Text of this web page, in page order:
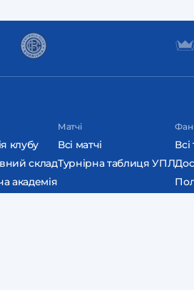
клубу
склад
академія
Матчі
Всі матчі
Турнірна таблиця УПЛ